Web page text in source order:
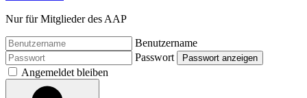
Nur für Mitglieder des AAP
Benutzername
Passwort
Passwort anzeigen
Angemeldet bleiben